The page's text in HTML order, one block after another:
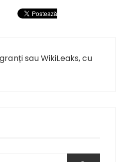
sau WikiLeaks, cu